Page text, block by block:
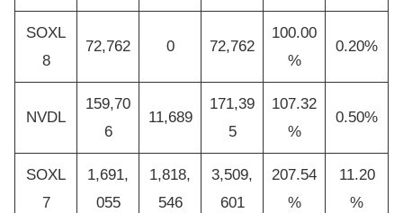
SOXL
8
72,762 0 72,762
100.00
%
0.20%
NVDL
159,70
6
11,689
171,39
5
107.32
%
0.50%
SOXL
7
1,691,
055
1,818,
546
3,509,
601
207.54
%
11.20
%